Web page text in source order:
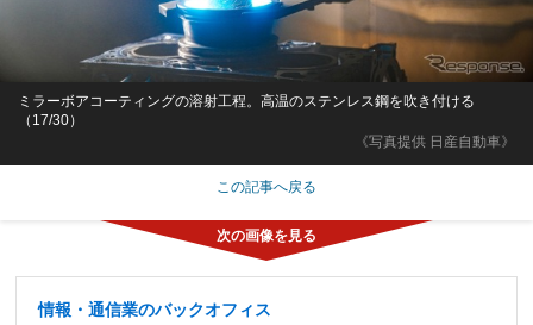
《写真提供 日産自動車》
ミラーボアコーティングの溶射工程。高温のステンレス鋼を吹き付ける
（17/30）
この記事へ戻る
情報・通信業のバックオフィス